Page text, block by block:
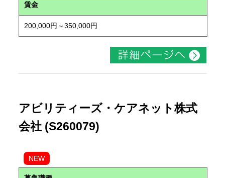
賃金
200,000円～350,000円
アビリティーズ・ケアネット株式
会社 (S260079)
NEW